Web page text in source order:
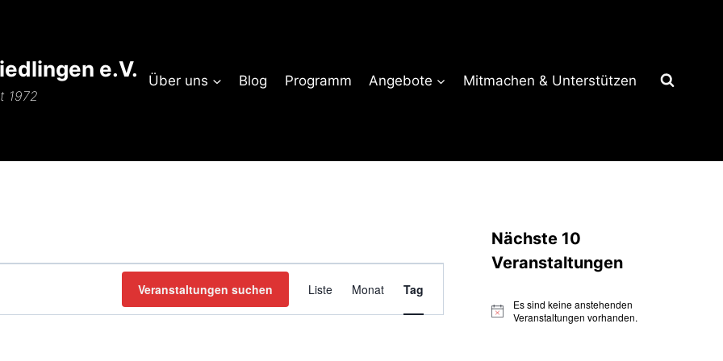
e.V.
1972
Über uns Blog Programm Angebote Mitmachen & Unterstützen
Veranstaltungen suchen
Ansichten-
Liste Monat Tag
Nächste 10
Veranstaltungen
Hinweis
Es sind keine anstehenden
Veranstaltungen vorhanden.